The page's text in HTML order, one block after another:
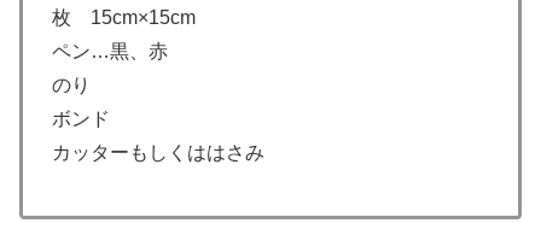
枚 15cm×15cm
ペン…黒、赤
のり
ボンド
カッターもしくははさみ